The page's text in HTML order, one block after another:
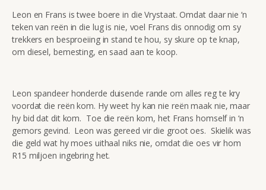
Leon en Frans is twee boere in die Vrystaat. Omdat daar nie ‘n
teken van reën in die lug is nie, voel Frans dis onnodig om sy
trekkers en besproeiing in stand te hou, sy skure op te knap,
om diesel, bemesting, en saad aan te koop.
Leon spandeer honderde duisende rande om alles reg te kry
voordat die reën kom. Hy weet hy kan nie reën maak nie, maar
hy bid dat dit kom. Toe die reën kom, het Frans homself in ‘n
gemors gevind. Leon was gereed vir die groot oes. Skielik was
die geld wat hy moes uithaal niks nie, omdat die oes vir hom
R15 miljoen ingebring het.